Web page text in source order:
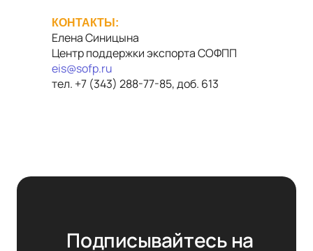
КОНТАКТЫ:
Елена Синицына
Центр поддержки экспорта СОФПП
eis@sofp.ru
тел. +7 (343) 288-77-85, доб. 613
Подписывайтесь на